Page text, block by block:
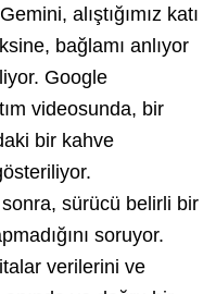
alıştığımız katı
bağlamı anlıyor
Google
videosunda, bir
bir kahve
sürücü belirli bir
soruyor.
verilerini ve